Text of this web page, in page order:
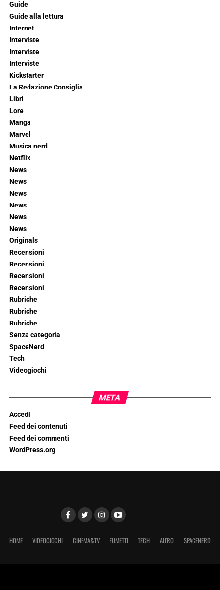
Guide
Guide alla lettura
Internet
Interviste
Interviste
Interviste
Kickstarter
La Redazione Consiglia
Libri
Lore
Manga
Marvel
Musica nerd
Netflix
News
News
News
News
News
News
Originals
Recensioni
Recensioni
Recensioni
Recensioni
Rubriche
Rubriche
Rubriche
Senza categoria
SpaceNerd
Tech
Videogiochi
META
Accedi
Feed dei contenuti
Feed dei commenti
WordPress.org
HOME VIDEOGIOCHI CINEMA&TV FUMETTI TECH ALTRO SPACENERD